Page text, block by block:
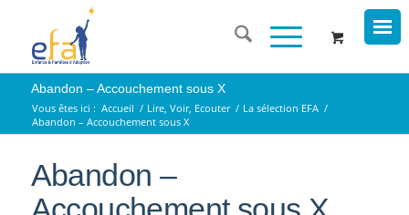
Abandon – Accouchement sous X
Vous êtes ici : Accueil / Lire, Voir, Ecouter / La sélection EFA /
Abandon – Accouchement sous X
Abandon –